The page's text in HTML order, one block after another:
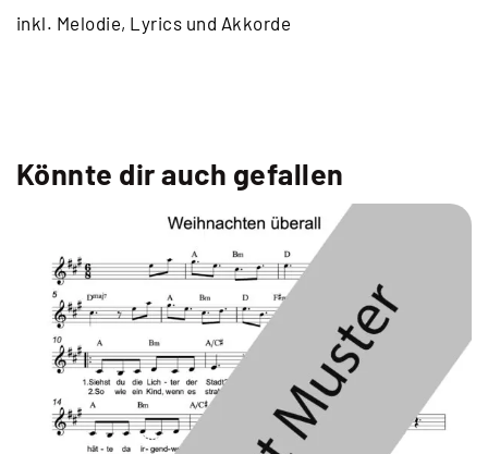
inkl. Melodie, Lyrics und Akkorde
Könnte dir auch gefallen